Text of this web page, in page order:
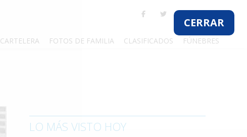
CERRAR
CARTELERA FOTOS DE FAMILIA CLASIFICADOS FÚNEBRES
LO MÁS VISTO HOY